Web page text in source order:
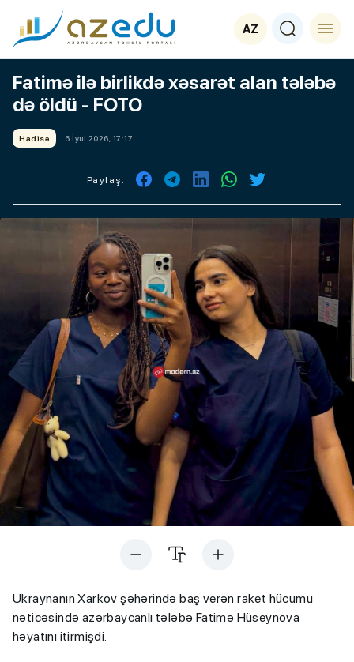
AZ
Fatimə ilə birlikdə xəsarət alan tələbə
də öldü - FOTO
Hadisə 6 İyul 2026, 17:17
Paylaş:
Ukraynanın Xarkov şəhərində baş verən raket hücumu
nəticəsində azərbaycanlı tələbə Fatimə Hüseynova
həyatını itirmişdi.